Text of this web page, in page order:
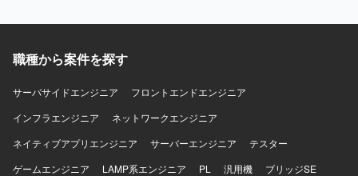
C++による開発経験やUML設計、GoogleTestやAstahなどの
きる環境です。 【開発環境】 開発環境はWindows、実機環
境はμITRONとなります。主な使用言語はC++およびCで
す。UMLドキュメント作成ツールとしてAstahを利用する場
合があります。
職種から案件を探す
サーバサイドエンジニア
フロントエンドエンジニア
インフラエンジニア
ネットワークエンジニア
ネイティブアプリエンジニア
サーバーエンジニア
テスター
ゲームエンジニア
LAMP系エンジニア PL 汎用機
ブリッジSE